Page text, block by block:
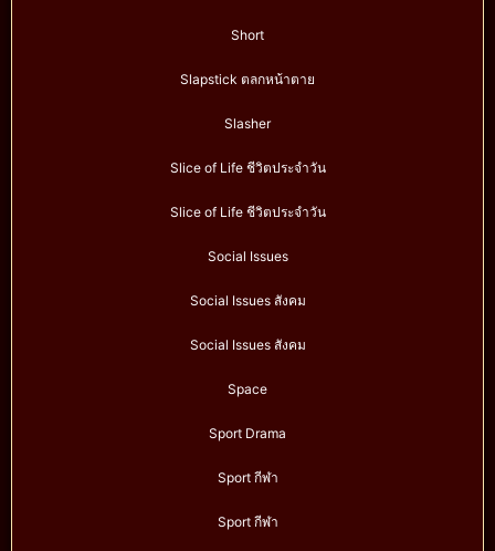
Short
Slapstick ตลกหน้าตาย
Slasher
Slice of Life ชีวิตประจำวัน
Slice of Life ชีวิตประจำวัน
Social Issues
Social Issues สังคม
Social Issues สังคม
Space
Sport Drama
Sport กีฬา
Sport กีฬา